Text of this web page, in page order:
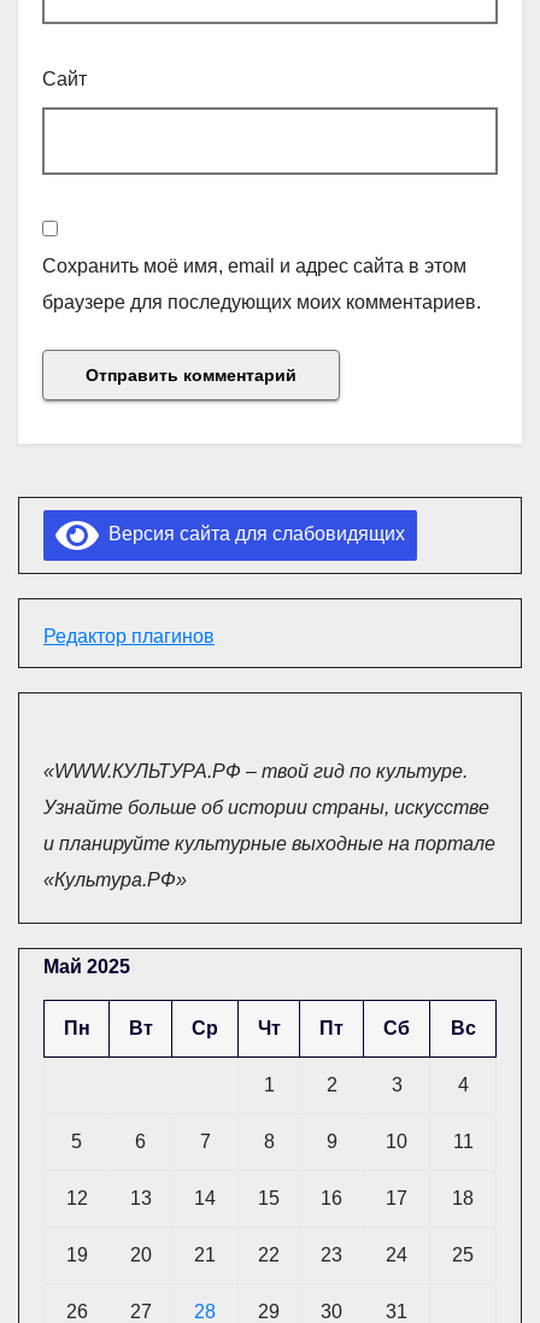
Сайт
Сохранить моё имя, email и адрес сайта в этом
браузере для последующих моих комментариев.
Версия сайта для слабовидящих
Редактор плагинов
«WWW.КУЛЬТУРА.РФ – твой гид по культуре.
Узнайте больше об истории страны, искусстве
и планируйте культурные выходные на портале
«Культура.РФ»
Май 2025
Пн Вт Ср Чт Пт Сб Вс
1 2 3 4
5 6 7 8 9 10 11
12 13 14 15 16 17 18
19 20 21 22 23 24 25
26 27 28 29 30 31